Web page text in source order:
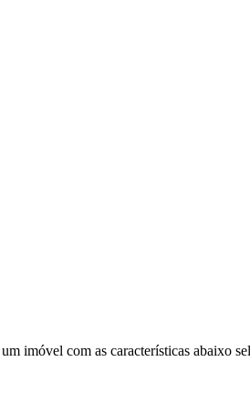
imóvel com as características abaixo